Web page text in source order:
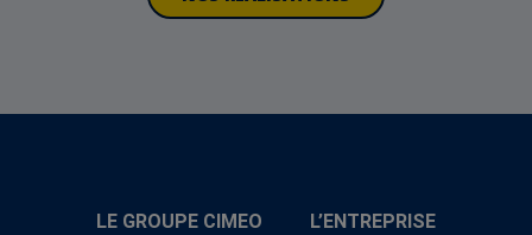
LE GROUPE CIMEO L’ENTREPRISE